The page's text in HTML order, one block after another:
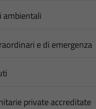
ambientali
e di emergenza
private accreditate